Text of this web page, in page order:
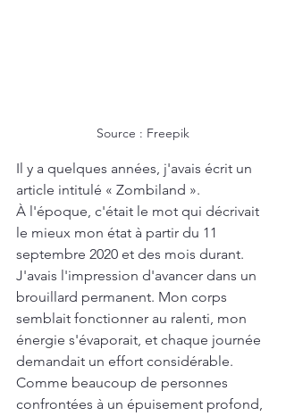
Source : Freepik
Il y a quelques années, j'avais écrit un
article intitulé « Zombiland ».
À l'époque, c'était le mot qui décrivait
le mieux mon état à partir du 11
septembre 2020 et des mois durant.
J'avais l'impression d'avancer dans un
brouillard permanent. Mon corps
semblait fonctionner au ralenti, mon
énergie s'évaporait, et chaque journée
demandait un effort considérable.
Comme beaucoup de personnes
confrontées à un épuisement profond,